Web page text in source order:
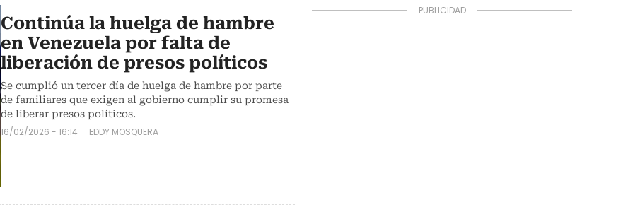
Continúa la huelga de hambre
en Venezuela por falta de
liberación de presos políticos
Se cumplió un tercer día de huelga de hambre por parte
de familiares que exigen al gobierno cumplir su promesa
de liberar presos políticos.
16/02/2026 - 16:14 EDDY MOSQUERA